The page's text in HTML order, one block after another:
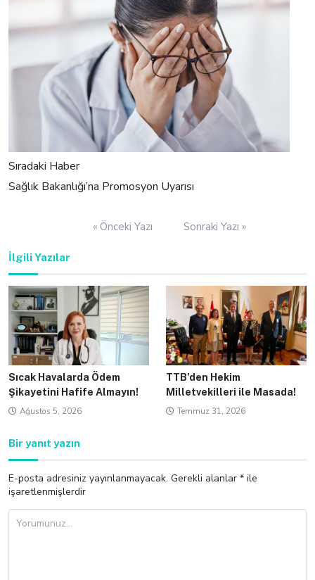
Sıradaki Haber
Sağlık Bakanlığı’na Promosyon Uyarısı
« Önceki Yazı Sonraki Yazı »
İlgili Yazılar
Sıcak Havalarda Ödem
Şikayetini Hafife Almayın!
Ağustos 5, 2026
TTB’den Hekim
Milletvekilleri ile Masada!
Temmuz 31, 2026
Bir yanıt yazın
E-posta adresiniz yayınlanmayacak. Gerekli alanlar * ile
işaretlenmişlerdir